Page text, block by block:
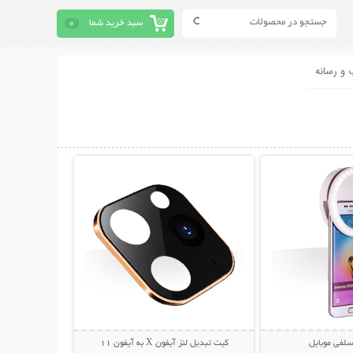
سبد خرید شما 0
و رسانه
موبایل کیت تبدیل لنز آیفون X به آیفون 11